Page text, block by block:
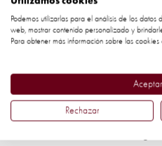
Un paso importante
Steve McIvor, CEO de
“Felicitamos a TripAdvisor por
para acabar con la cruel
turístico con animales
Podemos utilizarlas para el análisis de los datos
web, mostrar contenido personalizado y
Para obtener más información sobre las cookies
Rechazar